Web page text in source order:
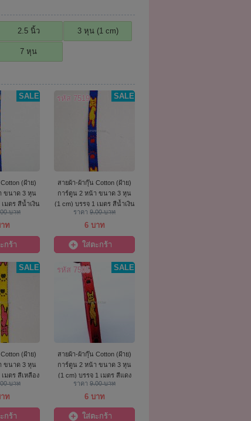
2.5 นิ้ว 3 หุน (1 cm)
7 หุน
SALE
(ฝ้าย)
ขนาด 3 หุน
มตร สีน้ำเงิน
บาท
ท
กร้า
SALE
รหัส 7519
สายผ้า-ผ้ากุ๊น Cotton (ฝ้าย)
การ์ตูน 2 หน้า ขนาด 3 หุน
(1 cm) บรรจุ 1 เมตร สีน้ำเงิน
ราคา 9.00 บาท
6 บาท
ใส่ตะกร้า
SALE
(ฝ้าย)
ขนาด 3 หุน
มตร สีเหลือง
บาท
ท
กร้า
SALE
รหัส 7505
สายผ้า-ผ้ากุ๊น Cotton (ฝ้าย)
การ์ตูน 2 หน้า ขนาด 3 หุน
(1 cm) บรรจุ 1 เมตร สีแดง
ราคา 9.00 บาท
6 บาท
ใส่ตะกร้า